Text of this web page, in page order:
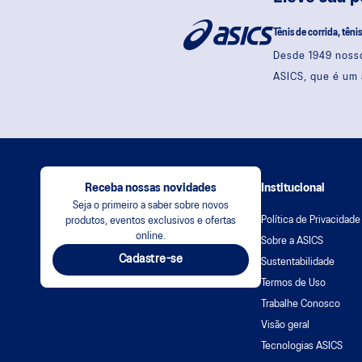
Tênis de corrida,
Desde 1949
ASICS, que é
Receba nossas novidades
Seja o primeiro a saber sobre novos
produtos, eventos exclusivos e ofertas
online.
Cadastre-se
Institucional
Política de Privacidade
Sobre a ASICS
Sustentabilidade
Termos de Uso
Trabalhe Conosco
Visão geral
Tecnologias ASICS